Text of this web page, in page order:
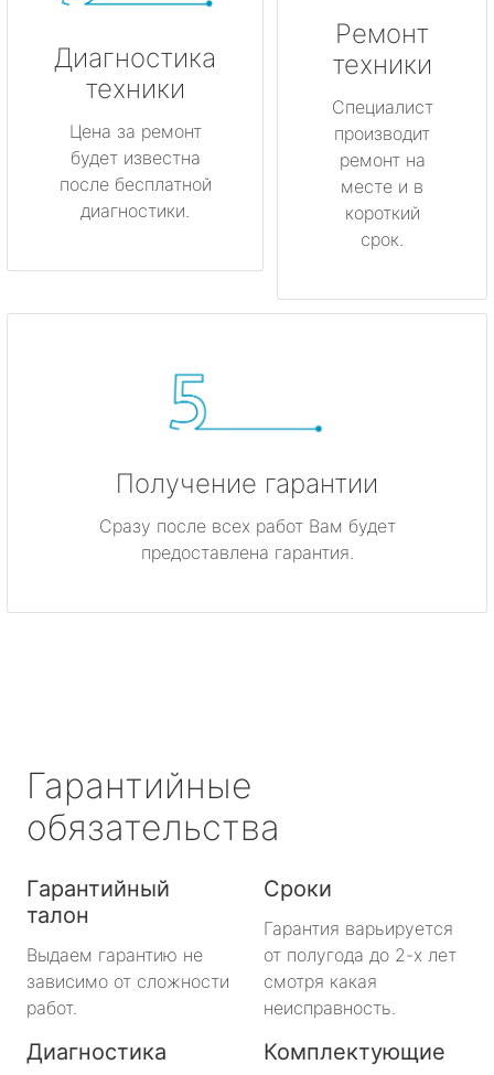
Диагностика
техники
Цена за ремонт
будет известна
после бесплатной
диагностики.
Ремонт
техники
Специалист
производит
ремонт на
месте и в
короткий
срок.
Получение гарантии
Сразу после всех работ Вам будет
предоставлена гарантия.
Гарантийные
обязательства
Гарантийный
талон
Выдаем гарантию не
зависимо от сложности
работ.
Сроки
Гарантия варьируется
от полугода до 2-х лет
смотря какая
неисправность.
Диагностика Комплектующие